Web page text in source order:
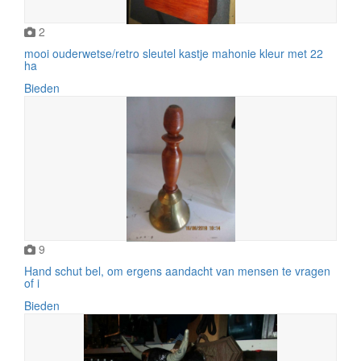
2
mooi ouderwetse/retro sleutel kastje mahonie kleur met 22
ha
Bieden
9
Hand schut bel, om ergens aandacht van mensen te vragen
of i
Bieden